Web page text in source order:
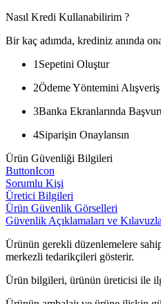
Nasıl Kredi Kullanabilirim ?
Bir kaç adımda, krediniz anında
1 Sepetini Oluştur
2Ödeme Yöntemini
3Banka Ekranlarında
4Siparişin Onaylansın
Ürün Güvenliği Bilgileri
ButtonIcon
Sorumlu Kişi
Üretici Bilgileri
Ürün Güvenlik Görselleri
Güvenlik Açıklamaları ve
Ürünün gerekli düzenlemelere
merkezli tedarikçileri gösterir.
Ürün bilgileri, ürünün üreticisi ile